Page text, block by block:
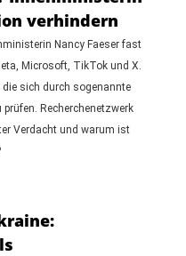
verhindern
Nancy Faeser fast
Microsoft, TikTok und X.
die sich durch sogenannte
prüfen. Recherchenetzwerk
Verdacht und warum ist